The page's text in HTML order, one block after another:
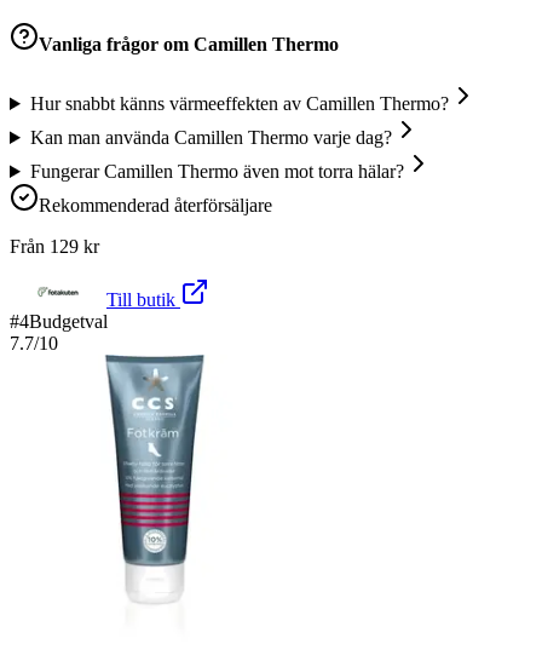
Vanliga frågor om Camillen Thermo
Hur snabbt känns värmeeffekten av Camillen Thermo?
Kan man använda Camillen Thermo varje dag?
Fungerar Camillen Thermo även mot torra hälar?
Rekommenderad återförsäljare
Från 129 kr
Till butik
#4Budgetval
7.7/10